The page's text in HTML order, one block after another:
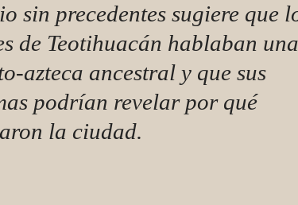
sin precedentes sugiere que
de Teotihuacán hablaban una
azteca ancestral y que sus
podrían revelar por qué
la ciudad.